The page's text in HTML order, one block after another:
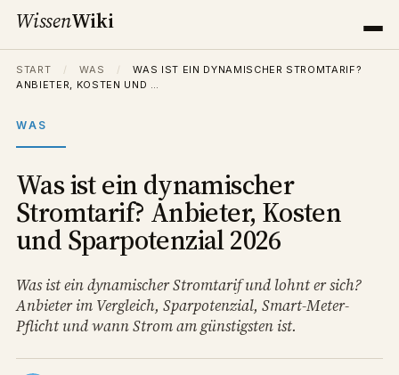
WissenWiki
START / WAS /
WAS IST EIN DYNAMISCHER STROMTARIF?
ANBIETER, KOSTEN UND …
WAS
Was ist ein dynamischer
Stromtarif? Anbieter, Kosten
und Sparpotenzial 2026
Was ist ein dynamischer Stromtarif und lohnt er sich?
Anbieter im Vergleich, Sparpotenzial, Smart-Meter-
Pflicht und wann Strom am günstigsten ist.